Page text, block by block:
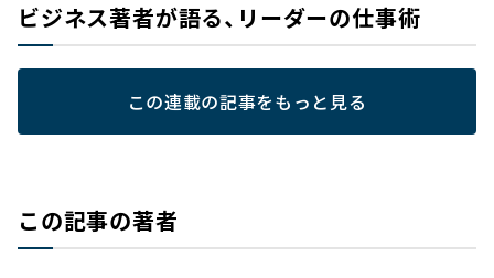
ビジネス著者が語る、リーダーの仕事術
この連載の記事をもっと見る
この記事の著者